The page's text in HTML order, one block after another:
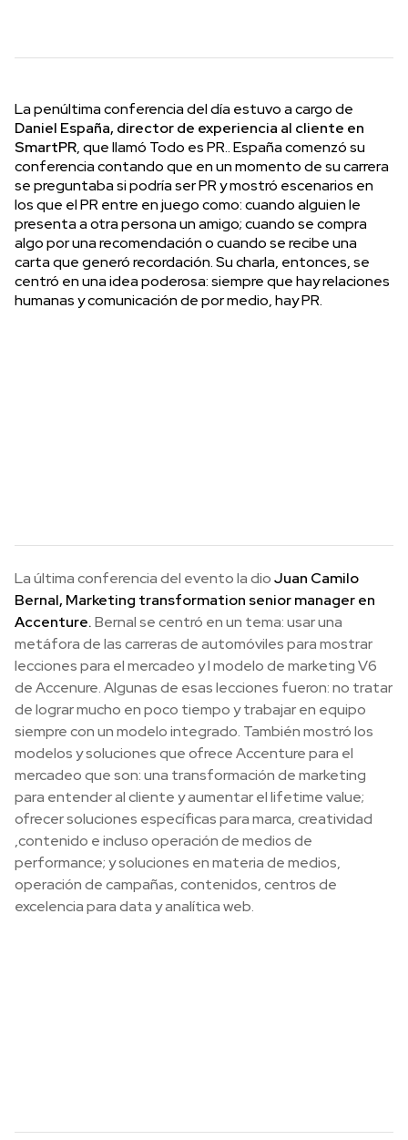
La penúltima conferencia del día estuvo a cargo de
Daniel España, director de experiencia al cliente en
SmartPR, que llamó Todo es PR.. España comenzó su
conferencia contando que en un momento de su carrera
se preguntaba si podría ser PR y mostró escenarios en
los que el PR entre en juego como: cuando alguien le
presenta a otra persona un amigo; cuando se compra
algo por una recomendación o cuando se recibe una
carta que generó recordación. Su charla, entonces, se
centró en una idea poderosa: siempre que hay relaciones
humanas y comunicación de por medio, hay PR.
La última conferencia del evento la dioJuan Camilo
Bernal, Marketing transformation senior manager en
Accenture.Bernal se centró en un tema: usar una
metáfora de las carreras de automóviles para mostrar
lecciones para el mercadeo y l modelo de marketing V6
de Accenure. Algunas de esas lecciones fueron: no tratar
de lograr mucho en poco tiempo y trabajar en equipo
siempre con un modelo integrado. También mostró los
modelos y soluciones que ofrece Accenture para el
mercadeo que son: una transformación de marketing
para entender al cliente y aumentar el lifetime value;
ofrecer soluciones específicas para marca, creatividad
,contenido e incluso operación de medios de
performance; y soluciones en materia de medios,
operación de campañas, contenidos, centros de
excelencia para data y analítica web.